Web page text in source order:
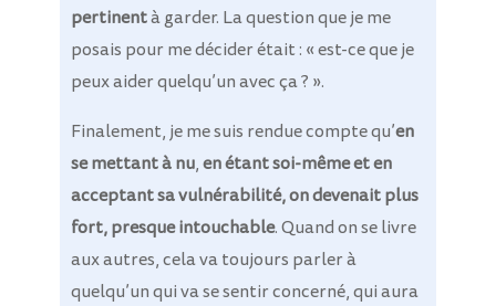
pertinentà garder. La question que je me
posais pour me décider était : « est-ce que je
peux aider quelqu’un avec ça ? ».
Finalement, je me suis rendue compte qu’en
se mettant à nu,en étant soi-même et en
acceptant sa vulnérabilité, on devenait plus
fort, presque intouchable. Quand on se livre
aux autres, cela va toujours parler à
quelqu’un qui va se sentir concerné, qui aura